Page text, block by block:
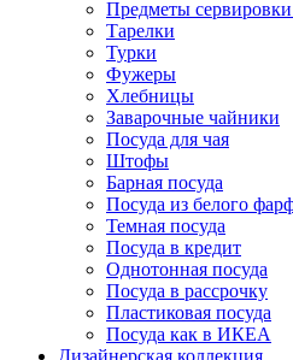
Предметы сервировки
Тарелки
Турки
Фужеры
Хлебницы
Заварочные чайники
Посуда для чая
Штофы
Барная посуда
Посуда из белого
Темная посуда
Посуда в кредит
Однотонная посуда
Посуда в рассрочку
Пластиковая посуда
Посуда как в ИКЕА
Дизайнерская коллекция